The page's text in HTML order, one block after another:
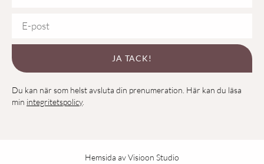
JA TACK!
Du kan när som helst avsluta din prenumeration. Här kan du läsa
min integritetspolicy.
Hemsida av Visioon Studio